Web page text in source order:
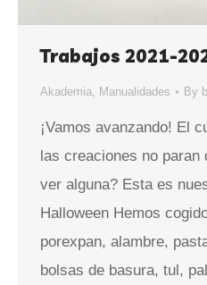
Trabajos 2021-
Akademia, Manualidades By
¡Vamos avanzando! El
las creaciones no
ver alguna? Esta es
Halloween Hemos
porexpan, alambre,
bolsas de basura, tul,